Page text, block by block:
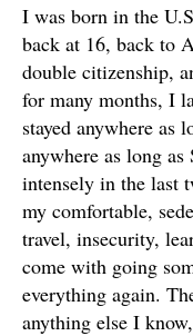
I was born in the
back at 16, back to
double citizenship,
for many months, I
stayed anywhere as
anywhere as long
intensely in the last
my comfortable,
travel, insecurity,
come with going
everything again.
anything else I